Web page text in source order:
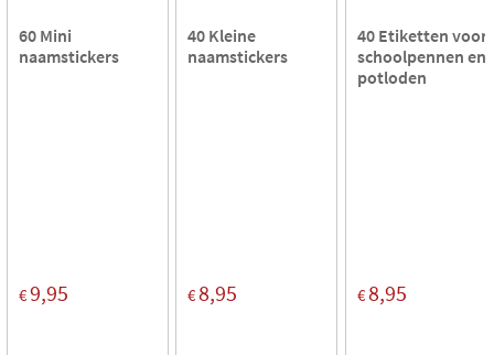
60 Mini
naamstickers
€9,95
40 Kleine
naamstickers
€8,95
40 Etiketten voor
schoolpennen en
potloden
€8,95